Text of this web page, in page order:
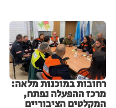
רחובות במוכנות מלאה:
מרכז ההפעלה נפתח,
המקלטים הציבוריים